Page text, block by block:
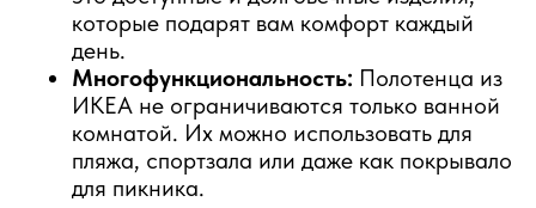
которые подарят вам комфорт каждый
день.
Многофункциональность: Полотенца из
ИКЕА не ограничиваются только ванной
комнатой. Их можно использовать для
пляжа, спортзала или даже как покрывало
для пикника.